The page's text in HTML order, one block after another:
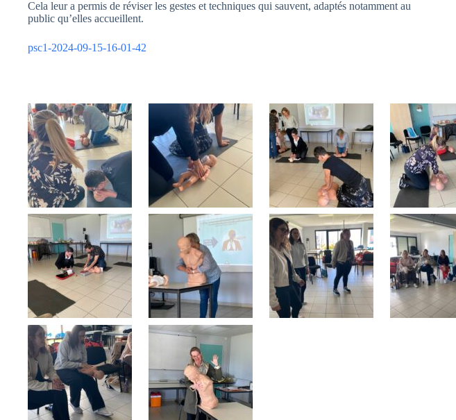
Cela leur a permis de réviser les gestes et techniques qui sauvent, adaptés notamment au
public qu’elles accueillent.
psc1-2024-09-15-16-01-42